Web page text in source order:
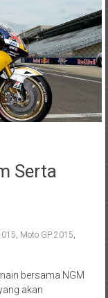
Serta
, Moto GP 2015,
bersama NGM
akan